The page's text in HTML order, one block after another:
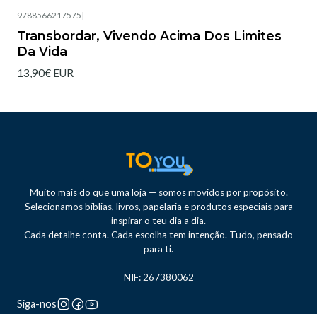
9788566217575 |
Transbordar, Vivendo Acima Dos Limites
Da Vida
13,90€ EUR
Muito mais do que uma loja — somos movidos por propósito.
Selecionamos bíblias, livros, papelaria e produtos especiais para
inspirar o teu dia a dia.
Cada detalhe conta. Cada escolha tem intenção. Tudo, pensado
para ti.
NIF: 267380062
Siga-nos